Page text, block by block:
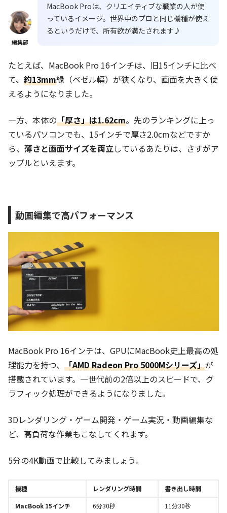
編集部
MacBook Proは、クリエイティブな職業の人が使
っているイメージ。世界中のプロと同じ機種が使え
るというだけで、所有欲が満たされます♪
たとえば、MacBook Pro 16インチは、旧15インチに比べ
て、 約13mm縁（ベゼル幅）が狭くなり、画面を大きく使
えるようになりました。
一方、本体の「厚さ」は1.62cm。先のランキングに上っ
ているパソコンでも、15インチで厚さ2.0cmなどですか
ら、 薄さと画面サイズを両立しているあたりは、さすがア
ップルといえます。
動画編集で高パフォーマンス
MacBook Pro 16インチは、GPUにMacBook史上最高の処
理能力を持つ、 「AMD Radeon Pro 5000Mシリーズ」が
搭載されています。一世代前の2倍以上のスピードで、グ
ラフィック処理ができるようになりました。
3Dレンダリング・ゲーム開発・ゲーム実況・動画編集な
ど、高負荷な作業もこなしてくれます。
5分の4K動画で比較してみましょう。
機種 レンダリング時間
書き出し時間
MacBook 15インチ
6分30秒
11分30秒